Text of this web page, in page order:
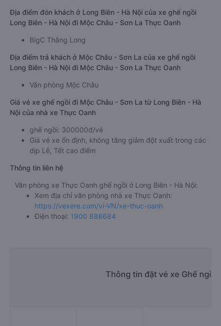
Địa điểm đón khách ở Long Biên - Hà Nội của xe ghế ngồi
Long Biên - Hà Nội đi Mộc Châu - Sơn La Thực Oanh
BigC Thăng Long
Địa điểm trả khách ở Mộc Châu - Sơn La của xe ghế ngồi
Long Biên - Hà Nội đi Mộc Châu - Sơn La Thực Oanh
Văn phòng Mộc Châu
Giá vé xe ghế ngồi đi Mộc Châu - Sơn La từ Long Biên - Hà
Nội của nhà xe Thực Oanh
ghế ngồi: 300000đ/vé
Giá vé xe ổn định, không tăng giảm đột xuất trong các
dịp Lễ, Tết cao điểm
Thông tin liên hệ
Văn phòng xe Thực Oanh ghế ngồi ở Long Biên - Hà Nội:
Xem địa chỉ văn phòng nhà xe Thực Oanh:
https://vexere.com/vi-VN/xe-thuc-oanh
Điện thoại: 1900 888684
Thông tin đặt vé xe Ghế ngồi